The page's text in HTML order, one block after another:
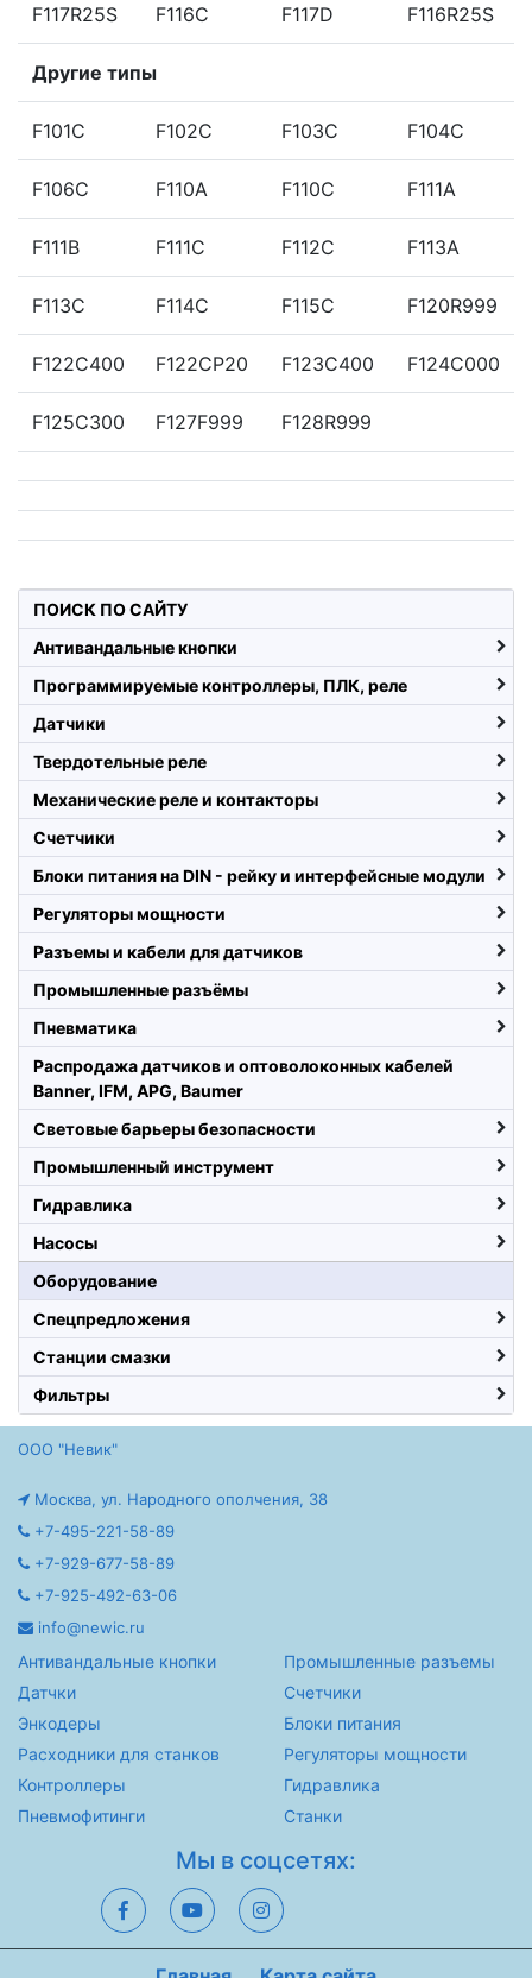
F117R25S F116C F117D F116R25S
Другие типы
F101C F102C F103C F104C
F106C F110A F110C F111A
F111B F111C F112C F113A
F113C F114C F115C F120R999
F122C400 F122CP20 F123C400 F124C000
F125C300 F127F999 F128R999
ПОИСК ПО САЙТУ
Антивандальные кнопки
Программируемые контроллеры, ПЛК, реле
Датчики
Твердотельные реле
Механические реле и контакторы
Счетчики
Блоки питания на DIN - рейку и интерфейсные модули
Регуляторы мощности
Разъемы и кабели для датчиков
Промышленные разъёмы
Пневматика
Распродажа датчиков и оптоволоконных кабелей
Banner, IFM, APG, Baumer
Световые барьеры безопасности
Промышленный инструмент
Гидравлика
Насосы
Оборудование
Спецпредложения
Станции смазки
Фильтры
ООО "Невик"
Москва, ул. Народного ополчения, 38
+7-495-221-58-89
+7-929-677-58-89
+7-925-492-63-06
info@newic.ru
Антивандальные кнопки
Датчки
Энкодеры
Расходники для станков
Контроллеры
Пневмофитинги
Промышленные разъемы
Счетчики
Блоки питания
Регуляторы мощности
Гидравлика
Станки
Мы в соцсетях: